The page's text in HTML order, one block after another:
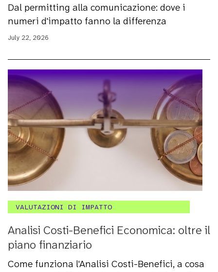
Dal permitting alla comunicazione: dove i
numeri d'impatto fanno la differenza
July 22, 2026
VALUTAZIONI DI IMPATTO
Analisi Costi-Benefici Economica: oltre il
piano finanziario
Come funziona l'Analisi Costi-Benefici, a cosa